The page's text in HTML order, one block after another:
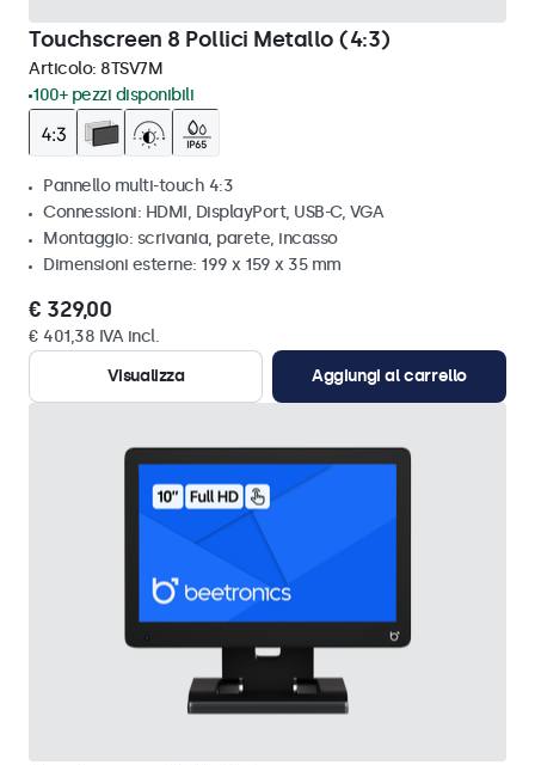
Touchscreen 8 Pollici Metallo (4:3)
Articolo: 8TSV7M
100+ pezzi disponibili
Pannello multi-touch 4:3
Connessioni: HDMI, DisplayPort, USB-C, VGA
Montaggio: scrivania, parete, incasso
Dimensioni esterne: 199 x 159 x 35 mm
€ 329,00
€ 401,38 IVA incl.
Visualizza
Aggiungi al carrello